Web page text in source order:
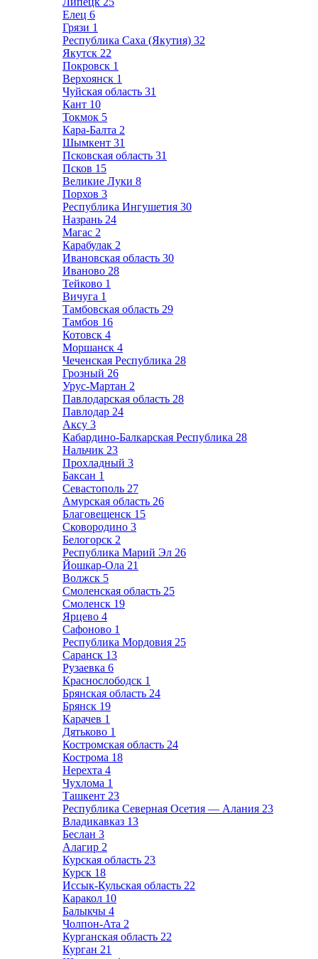
Елец 6
Грязи 1
Республика Саха (Якутия) 32
Якутск 22
Покровск 1
Верхоянск 1
Чуйская область 31
Кант 10
Токмок 5
Кара-Балта 2
Шымкент 31
Псковская область 31
Псков 15
Великие Луки 8
Порхов 3
Республика Ингушетия 30
Назрань 24
Магас 2
Карабулак 2
Ивановская область 30
Иваново 28
Тейково 1
Вичуга 1
Тамбовская область 29
Тамбов 16
Котовск 4
Моршанск 4
Чеченская Республика 28
Грозный 26
Урус-Мартан 2
Павлодарская область 28
Павлодар 24
Аксу 3
Кабардино-Балкарская Республика 28
Нальчик 23
Прохладный 3
Баксан 1
Севастополь 27
Амурская область 26
Благовещенск 15
Сковородино 3
Белогорск 2
Республика Марий Эл 26
Йошкар-Ола 21
Волжск 5
Смоленская область 25
Смоленск 19
Ярцево 4
Сафоново 1
Республика Мордовия 25
Саранск 13
Рузаевка 6
Краснослободск 1
Брянская область 24
Брянск 19
Карачев 1
Дятьково 1
Костромская область 24
Кострома 18
Нерехта 4
Чухлома 1
Ташкент 23
Республика Северная Осетия — Алания 23
Владикавказ 13
Беслан 3
Алагир 2
Курская область 23
Курск 18
Иссык-Кульская область 22
Каракол 10
Балыкчы 4
Чолпон-Ата 2
Курганская область 22
Курган 21